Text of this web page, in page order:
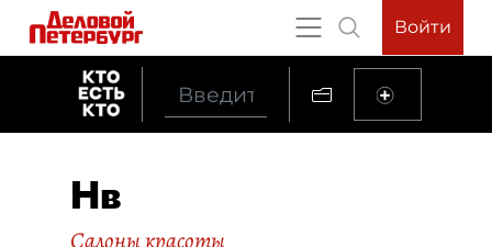
Войти
Нв
Салоны красоты